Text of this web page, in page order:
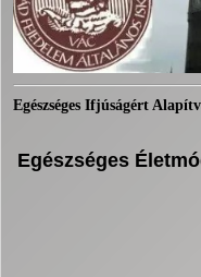
Egészséges Ifjúságért
Egészséges